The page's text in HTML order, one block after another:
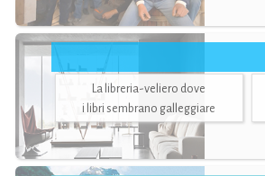
La libreria-veliero dove
i libri sembrano galleggiare